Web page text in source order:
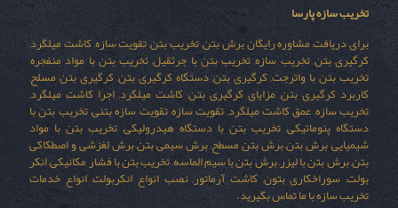
تخریب سازه پارسا
برای دریافت مشاوره رایگان برش بتن, تخریب بتن, تقویت سازه, کاشت میلگرد,
کرگیری بتن, تخریب سازه, تخریب بتن با جرثقیل, تخریب بتن با مواد منفجره,
تخریب بتن با واترجت, کرگیری بتن, دستگاه کرگیری بتن, کرگیری بتن مسلح,
کاربرد کرگیری بتن, مزایای کرگیری بتن, کاشت میلگرد, اجرا کاشت میلگرد,
تخریب سازه, عمق کاشت میلگرد, تقویت سازه, تقویت سازه بتنی, تخریب بتن با
دستگاه پنوماتیکی, تخریب بتن با دستگاه هیدرولیکی, تخریب بتن با مواد
شیمیایی, برش بتن, برش بتن مسطح, برش سیمی بتن, برش لغزشی و اصطکاکی
بتن, برش بتن با لیزر, برش بتن با سیم الماسه, تخریب بتن با فشار مکانیکی, انکر
بولت, سوراخکاری بتون, کاشت آرماتور, نصب انواع انکربولت, انواع خدمات
تخریب سازه با ما تماس بگیرید.